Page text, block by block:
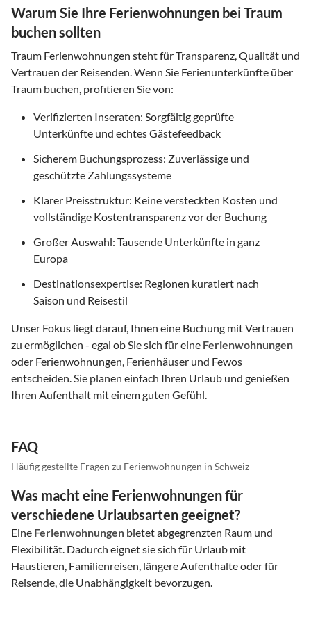
Warum Sie Ihre Ferienwohnungen bei Traum
buchen sollten
Traum Ferienwohnungen steht für Transparenz, Qualität und
Vertrauen der Reisenden. Wenn Sie Ferienunterkünfte über
Traum buchen, profitieren Sie von:
Verifizierten Inseraten: Sorgfältig geprüfte
Unterkünfte und echtes Gästefeedback
Sicherem Buchungsprozess: Zuverlässige und
geschützte Zahlungssysteme
Klarer Preisstruktur: Keine versteckten Kosten und
vollständige Kostentransparenz vor der Buchung
Großer Auswahl: Tausende Unterkünfte in ganz
Europa
Destinationsexpertise: Regionen kuratiert nach
Saison und Reisestil
Unser Fokus liegt darauf, Ihnen eine Buchung mit Vertrauen
zu ermöglichen - egal ob Sie sich für eine Ferienwohnungen
oder Ferienwohnungen, Ferienhäuser und Fewos
entscheiden. Sie planen einfach Ihren Urlaub und genießen
Ihren Aufenthalt mit einem guten Gefühl.
FAQ
Häufig gestellte Fragen zu Ferienwohnungen in Schweiz
Was macht eine Ferienwohnungen für
verschiedene Urlaubsarten geeignet?
Eine Ferienwohnungen bietet abgegrenzten Raum und
Flexibilität. Dadurch eignet sie sich für Urlaub mit
Haustieren, Familienreisen, längere Aufenthalte oder für
Reisende, die Unabhängigkeit bevorzugen.